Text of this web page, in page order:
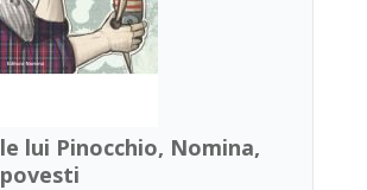
lui Pinocchio, Nomina,